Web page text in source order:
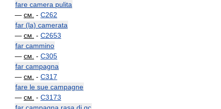
fare camera pulita
— см. - C262
far (la) camerata
— см. - C2653
far cammino
— см. - C305
far campagna
— см. - C317
fare le sue campagne
— см. - C3173